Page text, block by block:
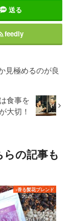
送る
feedly
見極めるのが良
食事を
大切！
らの記事も
-香る髪花ブレンド